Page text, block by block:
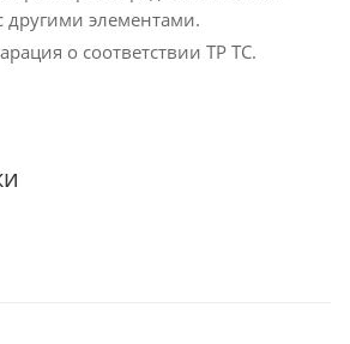
другими элементами.
о соответствии ТР ТС.